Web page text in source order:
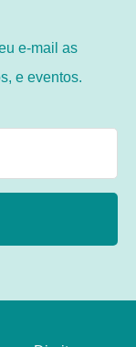
e-mail as
e eventos.